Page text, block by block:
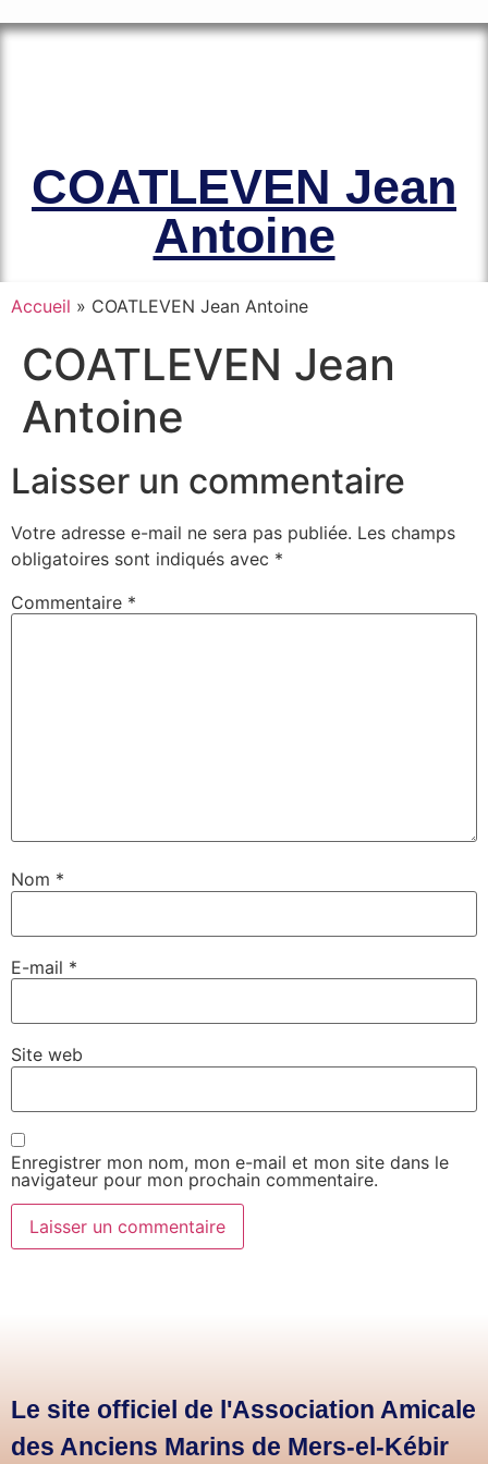
COATLEVEN Jean
Antoine
Accueil » COATLEVEN Jean Antoine
COATLEVEN Jean
Antoine
Laisser un commentaire
Votre adresse e-mail ne sera pas publiée. Les champs
obligatoires sont indiqués avec *
Commentaire *
Nom *
E-mail *
Site web
Enregistrer mon nom, mon e-mail et mon site dans le
navigateur pour mon prochain commentaire.
Le site officiel de l'Association Amicale
des Anciens Marins de Mers-el-Kébir